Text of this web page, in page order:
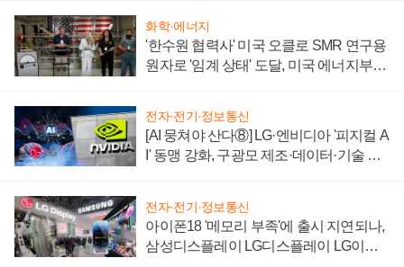
화학·에너지
'한수원 협력사' 미국 오클로 SMR 연구용
원자로 '임계 상태' 도달, 미국 에너지부
전자·전기·정보통신
[AI 뭉쳐야 산다⑧] LG·엔비디아 '피지컬 A
I' 동맹 강화, 구광모 제조·데이터·기술 결
전자·전기·정보통신
아이폰18 '메모리 부족'에 출시 지연되나,
삼성디스플레이 LG디스플레이 LG이노